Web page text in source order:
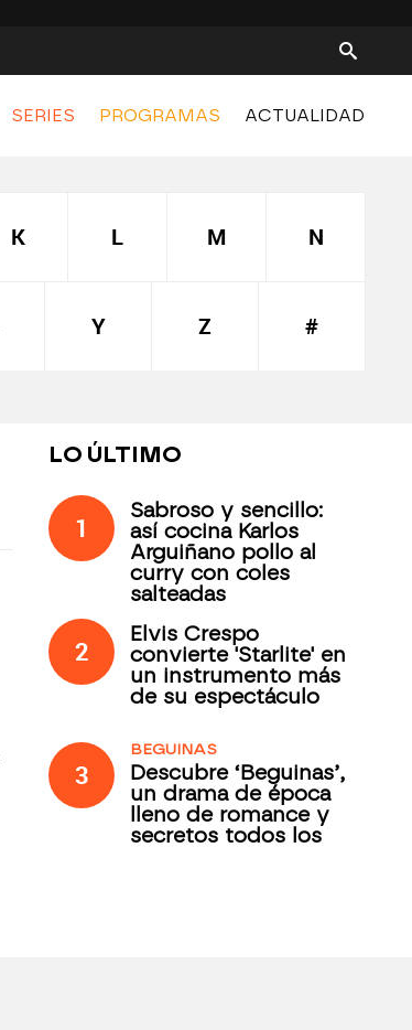
SERIES PROGRAMAS ACTUALIDAD
K L M N
Y Z #
LO ÚLTIMO
1
Sabroso y sencillo:
así cocina Karlos
Arguiñano pollo al
curry con coles
salteadas
2
Elvis Crespo
convierte 'Starlite' en
un instrumento más
de su espectáculo
3
BEGUINAS
Descubre ‘Beguinas’,
un drama de época
lleno de romance y
secretos todos los